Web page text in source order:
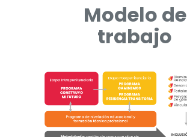
Modelo de
trabajo